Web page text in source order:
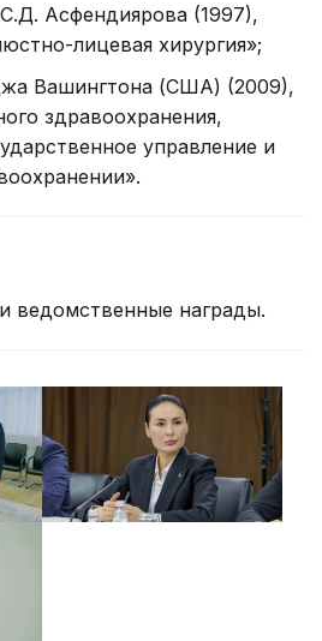
Асфендиярова (1997),
лицевая хирургия»;
Вашингтона (США) (2009),
здравоохранения,
управление и
ведомственные награды.